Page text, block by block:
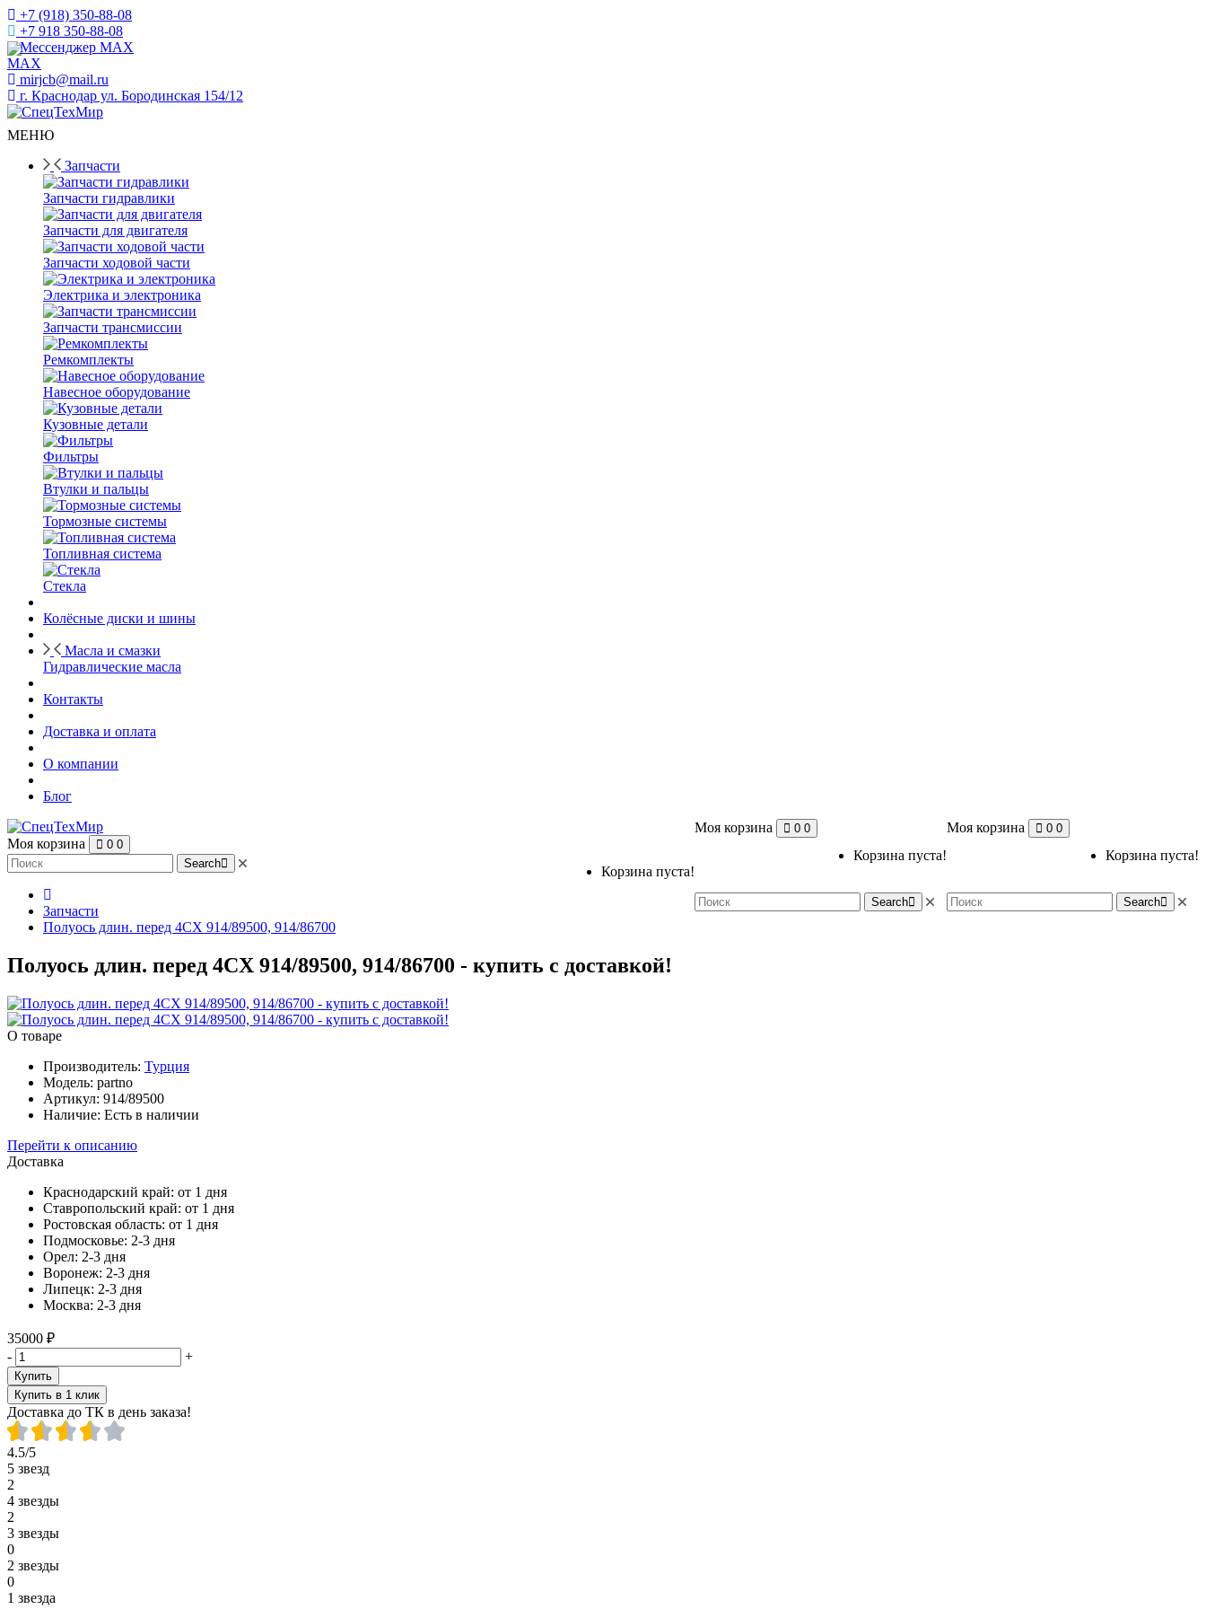
+7 (918) 350-88-08
+7 918 350-88-08
Мессенджер MAX
mirjcb@mail.ru
г. Краснодар ул. Бородинская 154/12
МЕНЮ
Запчасти
Запчасти гидравлики
Запчасти для двигателя
Запчасти ходовой части
Электрика и электроника
Запчасти трансмиссии
Ремкомплекты
Навесное оборудование
Кузовные детали
Фильтры
Втулки и пальцы
Тормозные системы
Топливная система
Стекла
Колёсные диски и шины
Масла и смазки
Гидравлические масла
Контакты
Доставка и оплата
О компании
Блог
Моя корзина 0 0
Корзина пуста!
Search
Моя корзина 0 0
Корзина пуста!
Search
Моя корзина 0 0
Корзина пуста!
Search
Запчасти
Полуось длин. перед 4CX 914/89500, 914/86700
Полуось длин. перед 4CX 914/89500, 914/86700 - купить с доставкой!
О товаре
Производитель: Турция
Модель: partno
Артикул: 914/89500
Наличие: Есть в наличии
Перейти к описанию
Доставка
Краснодарский край: от 1 дня
Ставропольский край: от 1 дня
Ростовская область: от 1 дня
Подмосковье: 2-3 дня
Орел: 2-3 дня
Воронеж: 2-3 дня
Липецк: 2-3 дня
Москва: 2-3 дня
35000 ₽
-
+
Купить
Купить в 1 клик
Доставка до ТК в день заказа!
4.5/5
5 звезд
2
4 звезды
2
3 звезды
0
2 звезды
0
1 звезда